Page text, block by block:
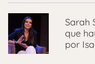
Sarah
que
por